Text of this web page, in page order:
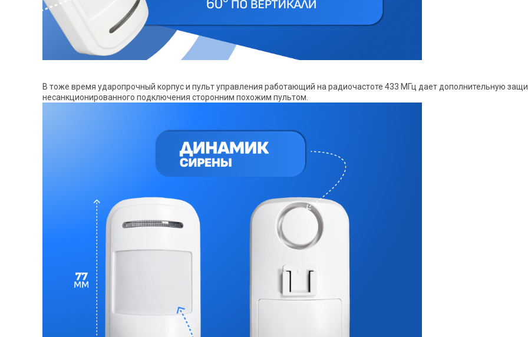
В тоже время ударопрочный корпус и пульт управления работающий на радиочастоте 433 МГц дает дополнительную
несанкционированного подключения сторонним похожим пультом.